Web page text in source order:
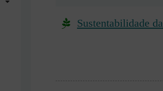
Sustentabilidade